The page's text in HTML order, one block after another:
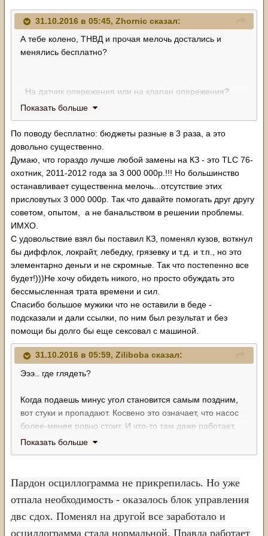
разность между датчиками, поэтому важно проверить
полярность датчика TDC - если провода перепутаны,
мозги будут пытаться, но никогда не добьются
желаемого.
в длинном праде не сильно отстаёт.
Пардон осциллограмма не прикрепилась. Но уже отпала
необходимость - оказалось блок управления двс сдох.
Поменял на другой все заработало и осциллограмма
стала нормальной. Правда работает немного жесковато,
но это отлаживать надо будет. Вроде после обкатки
ошибок не выдает, не коптит, не троит.
31.10.2016 в 05:45, Zhornic сказал:
А тебе колено, ТНВД и прочая мелочь достались и
менялись бесплатно?
На датчик опережения или на клапан опережения?
После твоего коленвала можно что угодно предполагать
- перевёрнутый плунжер, ГРМ от балды и прочая...
Вообще подачей напряжения на этот клапан УОПТ в
позднее уводится. Потому и стуки исчезают. А вот
почему комп УОПТ в ранее загоняет - вот это и смотри
своим осциллографом. На клапане УОПТ для начала
глядь сигнал.
Показать больше
По поводу бесплатно: бюджеты разные в 3 раза, а это
довольно существенно.
Думаю, что гораздо лучше любой замены на КЗ - это TLC 76-
охотник, 2011-2012 года за 3 000 000р.!!! Но большинство
останавливает существенна мелочь...отсутствие этих
присловутых 3 000 000р. Так что давайте помогать друг другу
советом, опытом, а не банальством в решении проблемы.
ИМХО.
С удовольствие взял бы поставил КЗ, поменял кузов, воткнул
бы диффлок, локрайт, лебедку, грязевку и т.д. и т.п., но это
элементарно деньги и не скромные. Так что постепенно все
будет!)))Не хочу обидеть никого, но просто обуждать это
бессмысленная трата времени и сил.
Спасибо большое мужики что не оставили в беде -
подсказали и дали ссылки, по ним был результат и без
помощи бы долго бы еще сексовал с машиной.
31.10.2016 в 05:59, Ziliboba сказал:
Эээ.. где глядеть?
Когда подаешь минус угол становится самым поздним,
вот стуки и пропадают. Косвено это означает, что насос
более-менее ровно стоит. И что-то там даже работает.
Сигнал должен быть всегда. В крайнем случае он или из
То есть - если на пине мозгов просто +12 - смотри в
мозги, там могло сгореть.
Если на TCV как бы +12, но с равномерными короткими
прямоугольными провалами до нуля, это может
означать, что моск пытается управлять - сделать угол
Показать больше
Пардон осциллограмма не прикрепилась. Но уже
отпала необходимость - оказалось блок управления
двс сдох. Поменял на другой все заработало и
осциллограмма стала нормальной. Правда работает